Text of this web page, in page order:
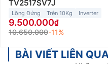
TV2517SV7J
Lồng Đứng Trên 10Kg Inverter
9.500.000
10.650.000-11%
BÀI VIẾT LIÊN